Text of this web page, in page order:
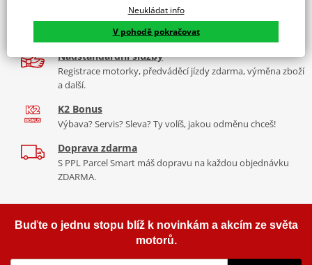
Vyráběné z kvalitního materiálu.
"Testováno zákazníky"
Cena za pár včetně montážní sady.
Více než 30 let zkušeností
Za řídítky motorek, v servisu i prodeji moto vybavení
Nadstandardní služby
Registrace motorky, předváděcí jízdy zdarma, výměna zboží
a další.
K2 Bonus
Výbava? Servis? Sleva? Ty volíš, jakou odměnu chceš!
Doprava zdarma
S PPL Parcel Smart máš dopravu na každou objednávku
ZDARMA.
Buďte o jednu stopu blíž k novinkám a akcím ze světa
motorů.
Neukládat info
V pohodě pokračovat